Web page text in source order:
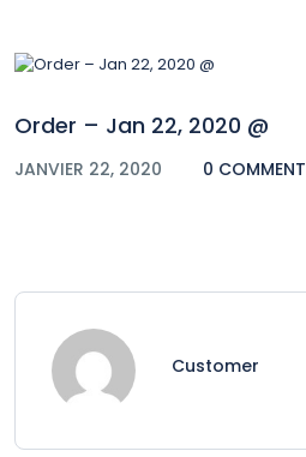
Order – Jan 22, 2020 @
JANVIER 22, 2020 0 COMMENT
Customer